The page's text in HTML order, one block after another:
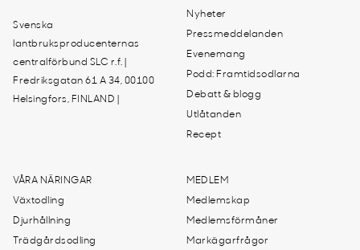
Svenska
lantbruksproducenternas
centralförbund SLC r.f. |
Fredriksgatan 61 A 34, 00100
Helsingfors, FINLAND |
Nyheter
Pressmeddelanden
Evenemang
Podd: Framtidsodlarna
Debatt & blogg
Utlåtanden
Recept
VÅRA NÄRINGAR
Växtodling
Djurhållning
Trädgårdsodling
MEDLEM
Medlemskap
Medlemsförmåner
Markägarfrågor